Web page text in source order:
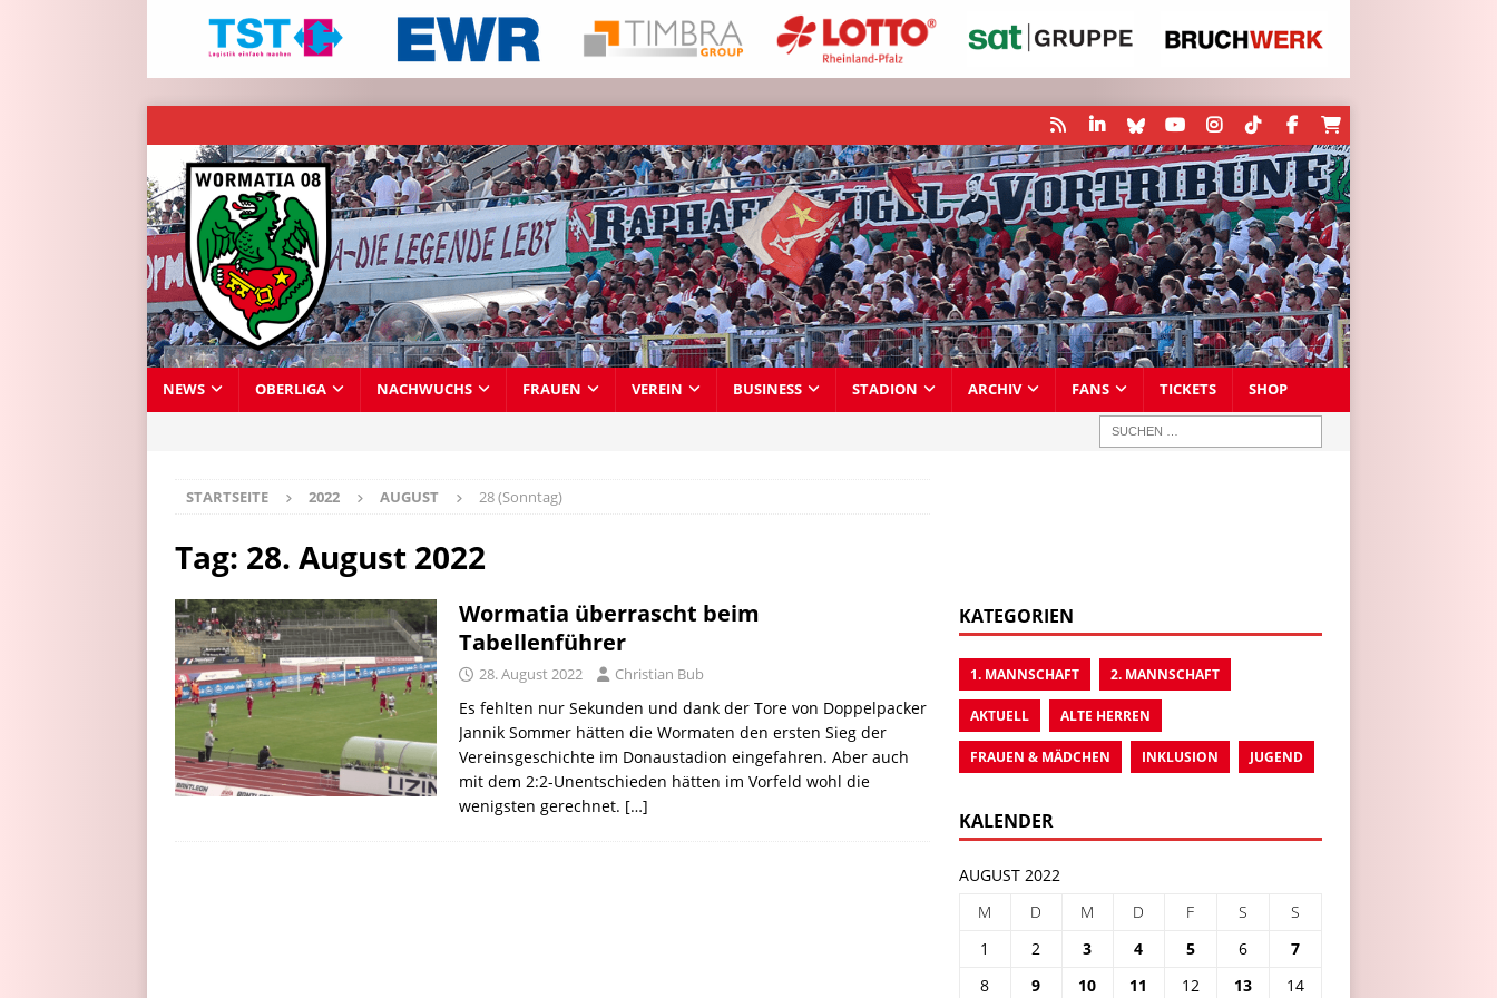
NEWS OBERLIGA NACHWUCHS FRAUEN VEREIN BUSINESS STADION ARCHIV FANS TICKETS SHOP
STARTSEITE 2022 AUGUST 28 (Sonntag)
Tag: 28. August 2022
Wormatia überrascht beim
Tabellenführer
28. August 2022 Christian Bub
Es fehlten nur Sekunden und dank der Tore von Doppelpacker
Jannik Sommer hätten die Wormaten den ersten Sieg der
Vereinsgeschichte im Donaustadion eingefahren. Aber auch
mit dem 2:2-Unentschieden hätten im Vorfeld wohl die
wenigsten gerechnet. […]
KATEGORIEN
1. MANNSCHAFT 2. MANNSCHAFT
AKTUELL ALTE HERREN
FRAUEN & MÄDCHEN INKLUSION JUGEND
KALENDER
AUGUST 2022
M
D M D F S
S
1
2 3 4 5 6
7
8
9 10 11 12 13 14